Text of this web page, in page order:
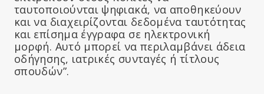
ταυτοποιούνται ψηφιακά, να αποθηκεύουν
και να διαχειρίζονται δεδομένα ταυτότητας
και επίσημα έγγραφα σε ηλεκτρονική
μορφή. Αυτό μπορεί να περιλαμβάνει άδεια
οδήγησης, ιατρικές συνταγές ή τίτλους
σπουδών”.